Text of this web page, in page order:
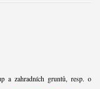
a zahradních gruntů, resp. o